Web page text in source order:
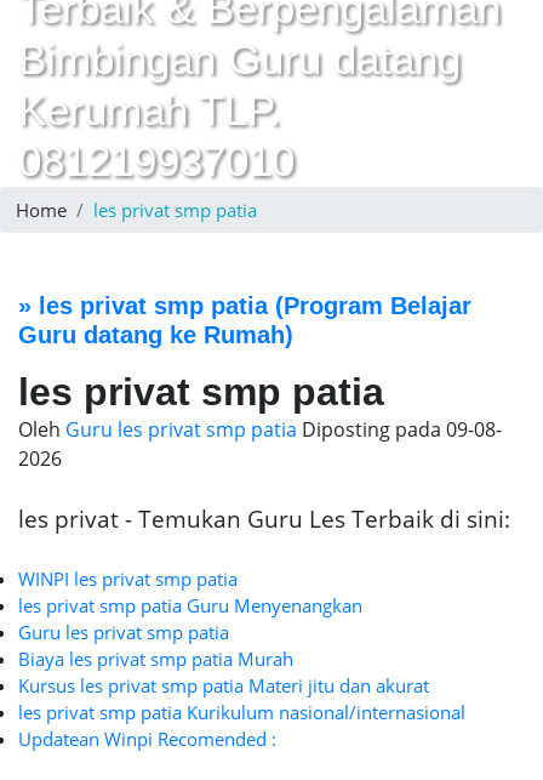
Bimbingan Guru datang
Kerumah TLP.
081219937010
Home les privat smp patia
» les privat smp patia(Program Belajar
Guru datang ke Rumah)
les privat smp patia
Oleh Guru les privat smp patia Diposting pada 09-08-
2026
les privat - Temukan Guru Les Terbaik di sini:
WINPI les privat smp patia
les privat smp patia Guru Menyenangkan
Guru les privat smp patia
Biaya les privat smp patia Murah
Kursus les privat smp patia Materi jitu dan akurat
les privat smp patia Kurikulum nasional/internasional
Updatean Winpi Recomended :